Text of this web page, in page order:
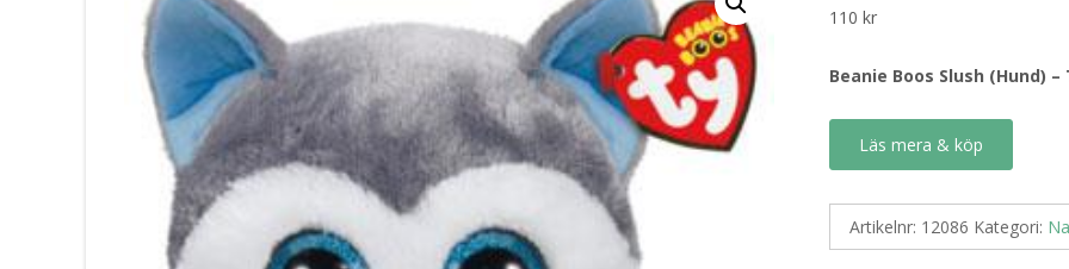
110 kr
Beanie Boos Slush (Hund) –
Läs mera & köp
Artikelnr: 12086 Kategori: